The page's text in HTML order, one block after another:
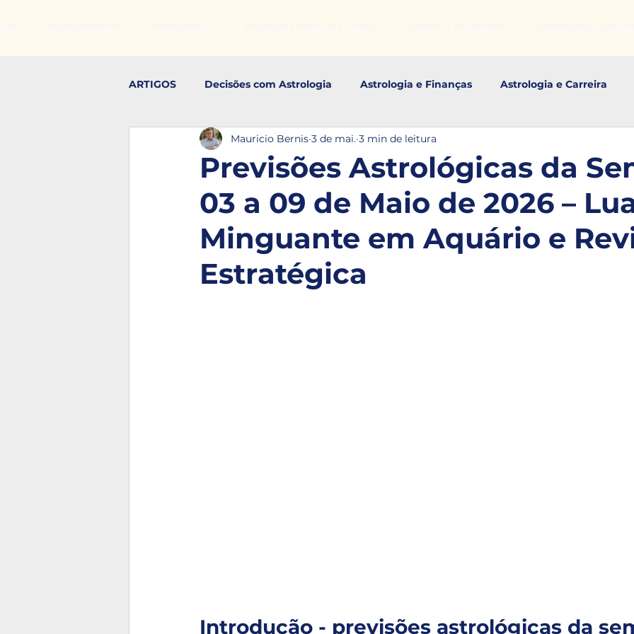
ARTIGOS Decisões com Astrologia Astrologia e Finanças Astrologia e Carreira
Realização Pessoal Estudos Astrológicos
Previsões Astrológicas da
03 a 09 de Maio de 2026 –
Minguante em Aquário e
Estratégica
Mauricio Bernis 3 de mai. 3 min de leitura
Introdução - previsões astrológicas da